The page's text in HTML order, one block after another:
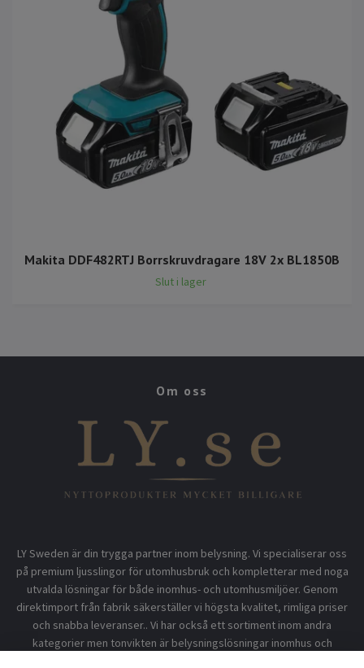
Makita DDF482RTJ Borrskruvdragare 18V 2x BL1850B
Slut i lager
Om oss
LY Sweden är din trygga partner inom belysning. Vi specialiserar oss
på premium ljusslingor för utomhusbruk och kompletterar med noga
utvalda lösningar för både inomhus- och utomhusmiljöer. Genom
direktimport från fabrik säkerställer vi högsta kvalitet, rimliga priser
och snabba leveranser.. Vi har också ett sortiment inom andra
kategorier men tonvikten är belysningslösningar inomhus och